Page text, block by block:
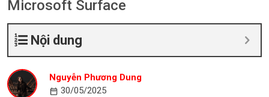
Microsoft Surface
Nội dung
Nguyễn Phương Dung
30/05/2025